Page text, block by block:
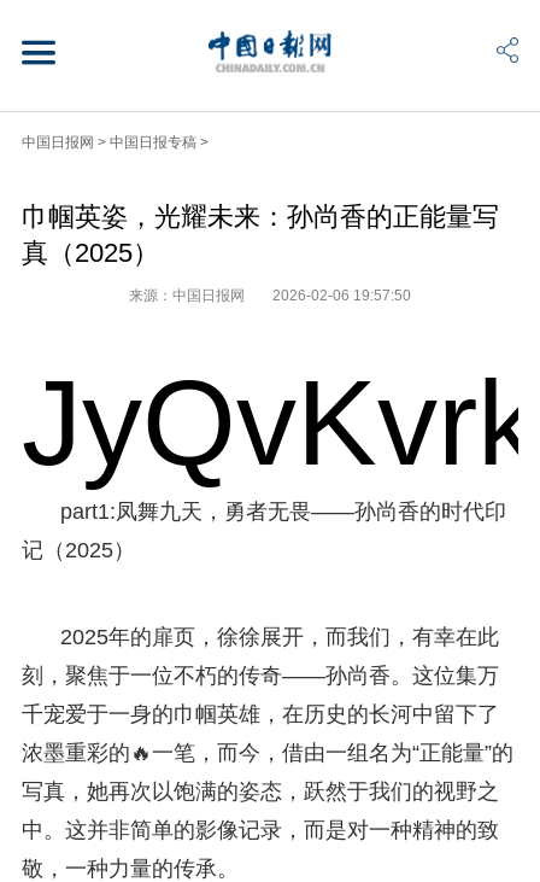
中国日报网 > 中国日报专稿 >
巾帼英姿，光耀未来：孙尚香的正能量写
真（2025）
来源：中国日报网 2026-02-06 19:57:50
part1:凤舞九天，勇者无畏——孙尚香的时代印
记（2025）
2025年的扉页，徐徐展开，而我们，有幸在此
刻，聚焦于一位不朽的传奇——孙尚香。这位集万
千宠爱于一身的巾帼英雄，在历史的长河中留下了
浓墨重彩的🔥一笔，而今，借由一组名为“正能量”的
写真，她再次以饱满的姿态，跃然于我们的视野之
中。这并非简单的影像记录，而是对一种精神的致
敬，一种力量的传承。